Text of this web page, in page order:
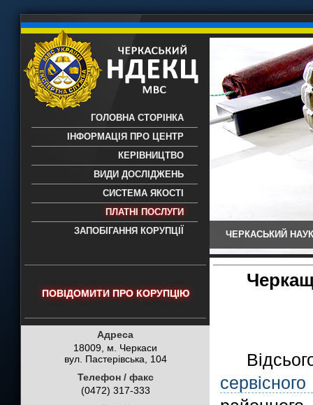
науково-дослідний експертно-
- проведення всих видів судових
експертиз
ГОЛОВНА СТОРІНКА
ІНФОРМАЦІЯ ПРО ЦЕНТР
КЕРІВНИЦТВО
ВИДИ ДОСЛІДЖЕНЬ
СИСТЕМА ЯКОСТІ
ПЛАТНІ ПОСЛУГИ
ЗАПОБІГАННЯ КОРУПЦІЇ
ЧЕРКАСЬКИЙ
ПОВІДОМИТИ ПРО КОРУПЦІЮ
Адреса
18009, м. Черкаси
вул. Пастерівська, 104
Телефон / факс
(0472) 317-333